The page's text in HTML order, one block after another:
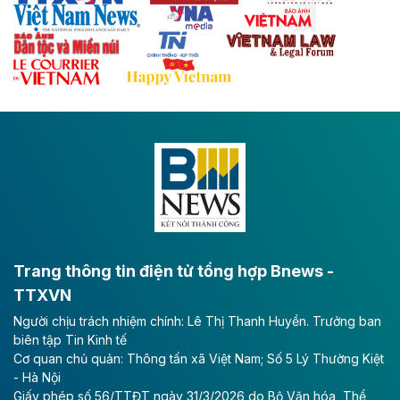
với hệ thống cửa khẩu quốc tế tại Lạng Sơn.
Theo baodautu.vn
Đề xuất đầu tư 11.500 tỷ đồng xây dựng cao
tốc CT.11 qua Ninh Bình
Đông A dài khoảng 25,1 km được kỳ vọng sẽ tạo động
lực phát triển kinh tế - xã hội khu vực phía Nam đồng
Long Thành
Tổng công ty Cảng hàng không Việt Nam - CTCP
(ACV) vừa lập kỷ lục mới về lợi nhuận trong quý
II/2026.
Theo baodautu.vn
Trang thông tin điện tử tổng hợp Bnews -
TTXVN
Người chịu trách nhiệm chính: Lê Thị Thanh Huyền. Trưởng ban
biên tập Tin Kinh tế
Cơ quan chủ quản: Thông tấn xã Việt Nam; Số 5 Lý Thường Kiệt
- Hà Nội
Giấy phép số 56/TTĐT ngày 31/3/2026 do Bộ Văn hóa, Thể